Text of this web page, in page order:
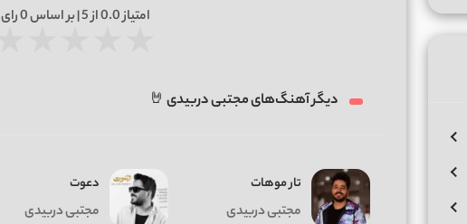
امتیاز0.0از 5 | بر اساس 0رای
دیگر آهنگ‌های مجتبی دربیدی 🤘
تار موهات
مجتبی دربیدی
دعوت
مجتبی دربیدی